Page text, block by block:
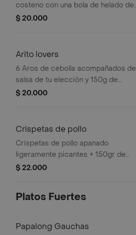
costeno con una bola de helado de
vainilla y arequipe.
$ 20.000
Arito lovers
6 Aros de cebolla acompañados de
salsa de tu elección y 150g de
nuestras papas a la francesa.
$ 20.000
Crispetas de pollo
Crispetas de pollo apanado
ligeramente picantes + 150gr de
papas.
$ 22.000
Platos Fuertes
Papalong Gauchas